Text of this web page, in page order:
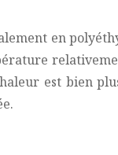
en
est bien